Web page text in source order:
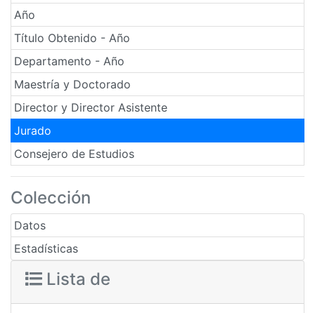
Año
Título Obtenido - Año
Departamento - Año
Maestría y Doctorado
Director y Director Asistente
Jurado
Consejero de Estudios
Colección
Datos
Estadísticas
Lista de